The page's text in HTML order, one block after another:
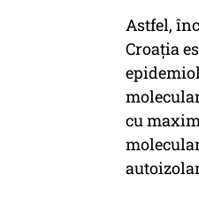
Astfel,
Croația
cu